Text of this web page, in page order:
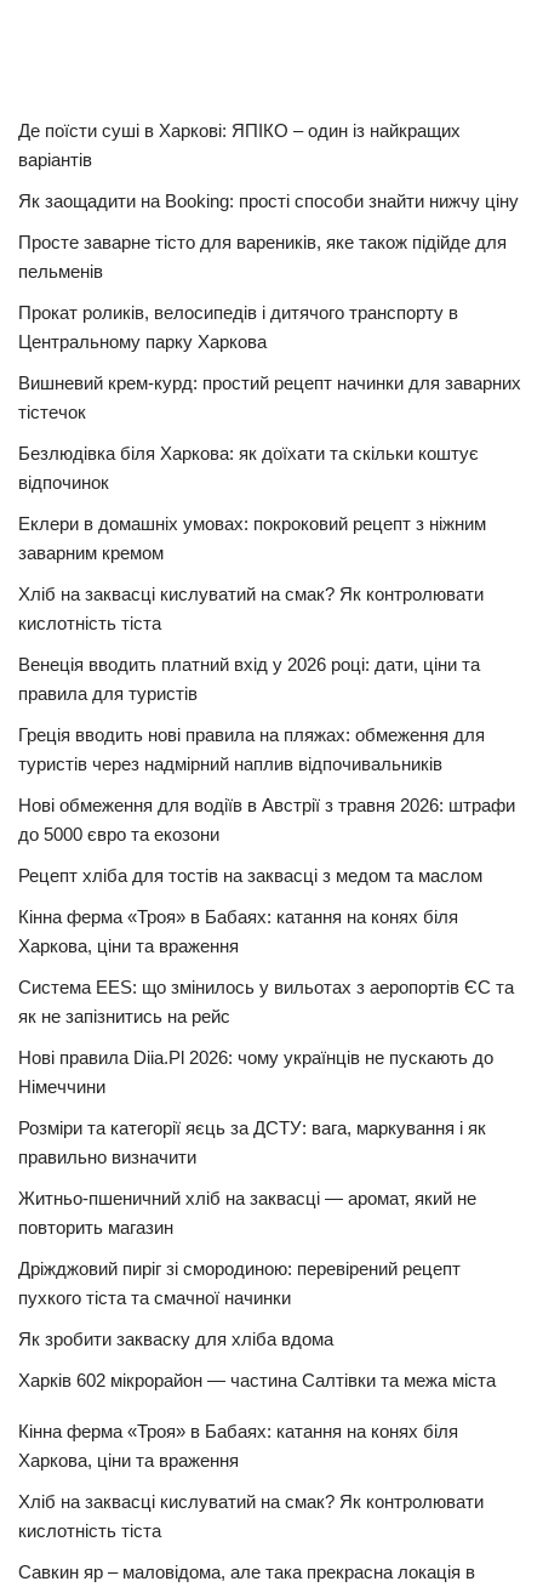
Де поїсти суші в Харкові: ЯПІКО – один із найкращих
варіантів
Як заощадити на Booking: прості способи знайти нижчу ціну
Просте заварне тісто для вареників, яке також підійде для
пельменів
Прокат роликів, велосипедів і дитячого транспорту в
Центральному парку Харкова
Вишневий крем-курд: простий рецепт начинки для заварних
тістечок
Безлюдівка біля Харкова: як доїхати та скільки коштує
відпочинок
Еклери в домашніх умовах: покроковий рецепт з ніжним
заварним кремом
Хліб на заквасці кислуватий на смак? Як контролювати
кислотність тіста
Венеція вводить платний вхід у 2026 році: дати, ціни та
правила для туристів
Греція вводить нові правила на пляжах: обмеження для
туристів через надмірний наплив відпочивальників
Нові обмеження для водіїв в Австрії з травня 2026: штрафи
до 5000 євро та екозони
Рецепт хліба для тостів на заквасці з медом та маслом
Кінна ферма «Троя» в Бабаях: катання на конях біля
Харкова, ціни та враження
Система EES: що змінилось у вильотах з аеропортів ЄС та
як не запізнитись на рейс
Нові правила Diia.Pl 2026: чому українців не пускають до
Німеччини
Розміри та категорії яєць за ДСТУ: вага, маркування і як
правильно визначити
Житньо-пшеничний хліб на заквасці — аромат, який не
повторить магазин
Дріжджовий пиріг зі смородиною: перевірений рецепт
пухкого тіста та смачної начинки
Як зробити закваску для хліба вдома
Харків 602 мікрорайон — частина Салтівки та межа міста
Кінна ферма «Троя» в Бабаях: катання на конях біля
Харкова, ціни та враження
Хліб на заквасці кислуватий на смак? Як контролювати
кислотність тіста
Савкин яр – маловідома, але така прекрасна локація в